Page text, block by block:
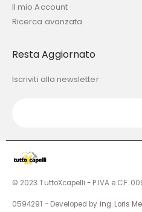
Il mio Account
Ricerca avanzata
Resta Aggiornato
Iscriviti alla newsletter
© 2023 TuttoXcapelli - P.IVA e C.F.
0594291 - Developed by ing. Loris